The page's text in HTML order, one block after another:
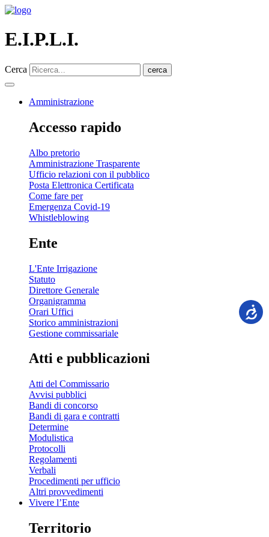
E.I.P.L.I.
Cerca cerca
Amministrazione
Accesso rapido
Albo pretorio
Amministrazione Trasparente
Ufficio relazioni con il pubblico
Posta Elettronica Certificata
Come fare per
Emergenza Covid-19
Whistleblowing
Ente
L'Ente Irrigazione
Statuto
Direttore Generale
Organigramma
Orari Uffici
Storico amministrazioni
Gestione commissariale
Atti e pubblicazioni
Atti del Commissario
Avvisi pubblici
Bandi di concorso
Bandi di gara e contratti
Determine
Modulistica
Protocolli
Regolamenti
Verbali
Procedimenti per ufficio
Altri provvedimenti
Vivere l’Ente
Territorio